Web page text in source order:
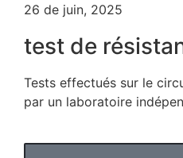
26 de juin, 2025
test de
Tests effectués sur le
par un laboratoire